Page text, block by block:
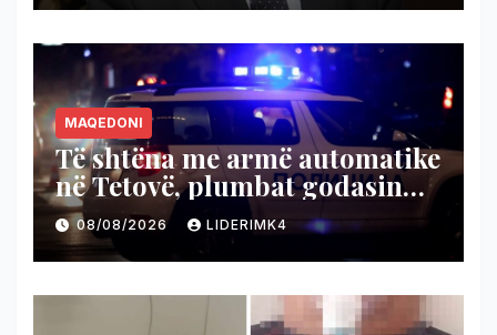
MAQEDONI
Të shtëna me armë automatike
në Tetovë, plumbat godasin
shtëpinë dhe veturën e një 48-
vjeçari
08/08/2026 LIDERIMK4